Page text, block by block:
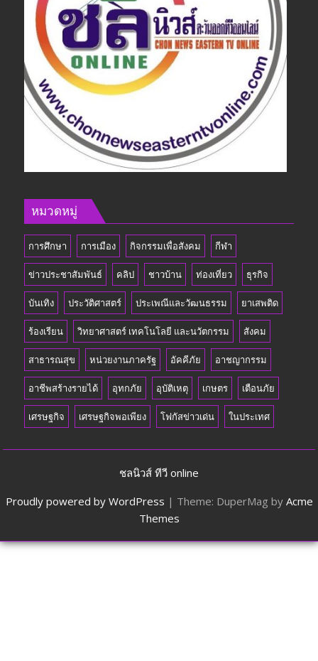
หมวดหมู่
การศึกษา การเมือง กิจกรรมเพื่อสังคม กีฬา
ข่าวประชาสัมพันธ์ คลิป ชาวบ้าน ท่องเที่ยว ธุรกิจ
บันเทิง ประวัติศาสตร์ ประเพณีและวัฒนธรรม ยาเสพติด
ร้องเรียน วิทยาศาสตร์ เทคโนโลยี และนวัตกรรม สังคม
สาธารณสุข หน่วยงานภาครัฐ อัคคีภัย อาชญากรรม
อาชีพสร้างรายได้ อุทกภัย อุบัติเหตุ เกษตร เตือนภัย
เศรษฐกิจ เศรษฐกิจพอเพียง โฟกัสข่าวเด่น ในประเทศ
ชลนิวส์ ทีวี online
Proudly powered by WordPress | Theme: DuperMag by Acme
Themes